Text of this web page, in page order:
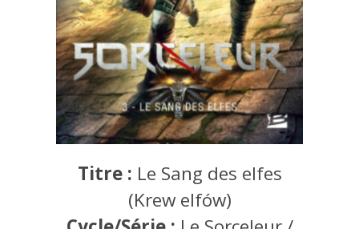
Titre : Le Sang des elfes
(Krew elfów)